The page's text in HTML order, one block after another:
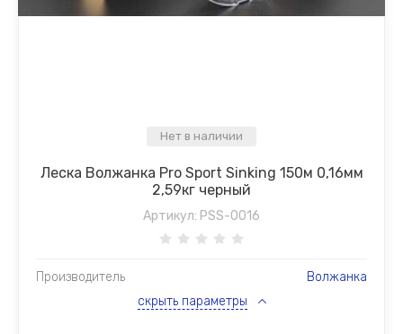
Нет в наличии
Леска Волжанка Pro Sport Sinking 150м 0,16мм
2,59кг черный
Артикул: PSS-0016
Производитель
Волжанка
скрыть параметры